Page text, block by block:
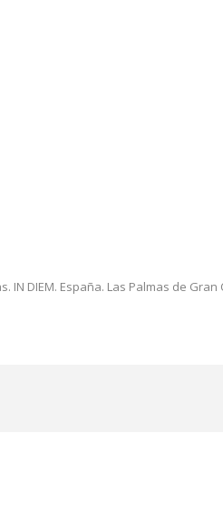
DIEM. España. Las Palmas de